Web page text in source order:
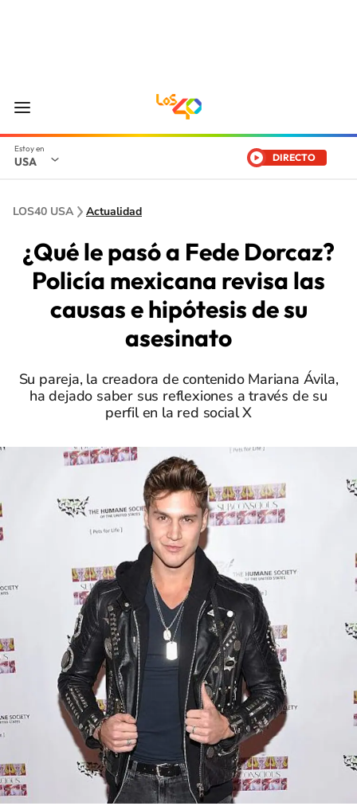
USA DIRECTO
LOS40 USA Actualidad
¿Qué le pasó a Fede Dorcaz?
Policía mexicana revisa las
causas e hipótesis de su
asesinato
Su pareja, la creadora de contenido Mariana Ávila,
ha dejado saber sus reflexiones a través de su
perfil en la red social X